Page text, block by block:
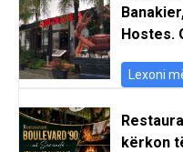
Hostes.
Lexoni
kërkon